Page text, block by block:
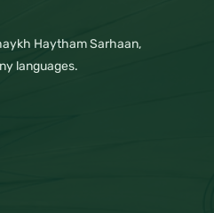
Haytham Sarhaan,
languages.